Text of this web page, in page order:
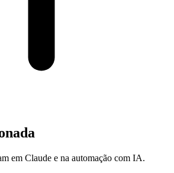
em Claude e na automação com IA.